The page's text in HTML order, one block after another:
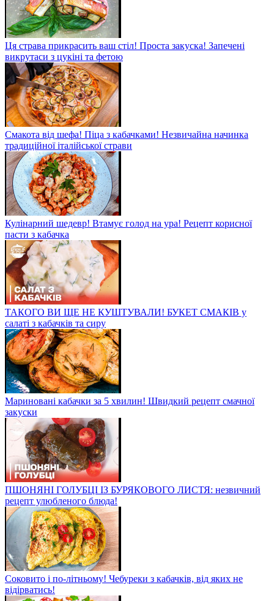
Ця страва прикрасить ваш стіл! Проста закуска! Запечені
викрутаси з цукіні та фетою
Смакота від шефа! Піца з кабачками! Незвичайна начинка
традиційної італійської страви
Кулінарний шедевр! Втамує голод на ура! Рецепт корисної
пасти з кабачка
ТАКОГО ВИ ЩЕ НЕ КУШТУВАЛИ! БУКЕТ СМАКІВ у
салаті з кабачків та сиру
Мариновані кабачки за 5 хвилин! Швидкий рецепт смачної
закуски
ПШОНЯНІ ГОЛУБЦІ ІЗ БУРЯКОВОГО ЛИСТЯ: незвичний
рецепт улюбленого блюда!
Соковито і по-літньому! Чебуреки з кабачків, від яких не
відірватись!